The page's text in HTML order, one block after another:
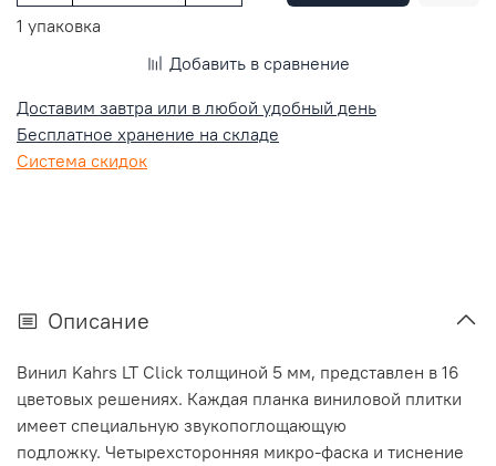
1 упаковка
Добавить в сравнение
Доставим завтра или в любой удобный день
Бесплатное хранение на складе
Система скидок
Описание
Винил Kahrs LT Click толщиной 5 мм, представлен в 16
цветовых решениях. Каждая планка виниловой плитки
имеет специальную звукопоглощающую
подложку. Четырехсторонняя микро-фаска и тиснение